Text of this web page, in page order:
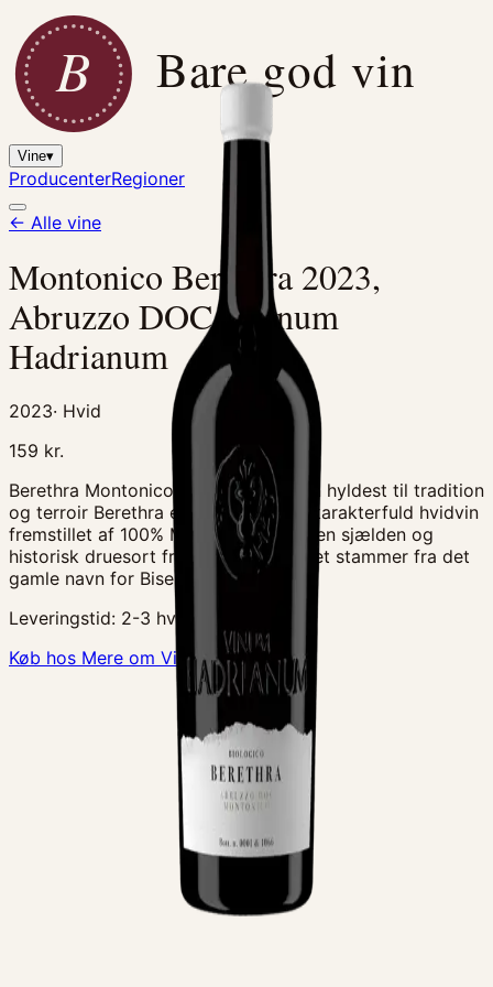
B Bare god vin
Vine▾
ProducenterRegioner
← Alle vine
Montonico Berethra 2023,
Abruzzo DOC - Vinum
Hadrianum
2023· Hvid
159 kr.
Berethra Montonico Abruzzo DOC En hyldest til tradition
og terroir Berethra er en elegant og karakterfuld hvidvin
fremstillet af 100% Montonico-druer en sjælden og
historisk druesort fra Abruzzo. Navnet stammer fra det
gamle navn for Bisenti, hvor denn
Leveringstid: 2-3 hverdage
Køb hos Mere om Vin